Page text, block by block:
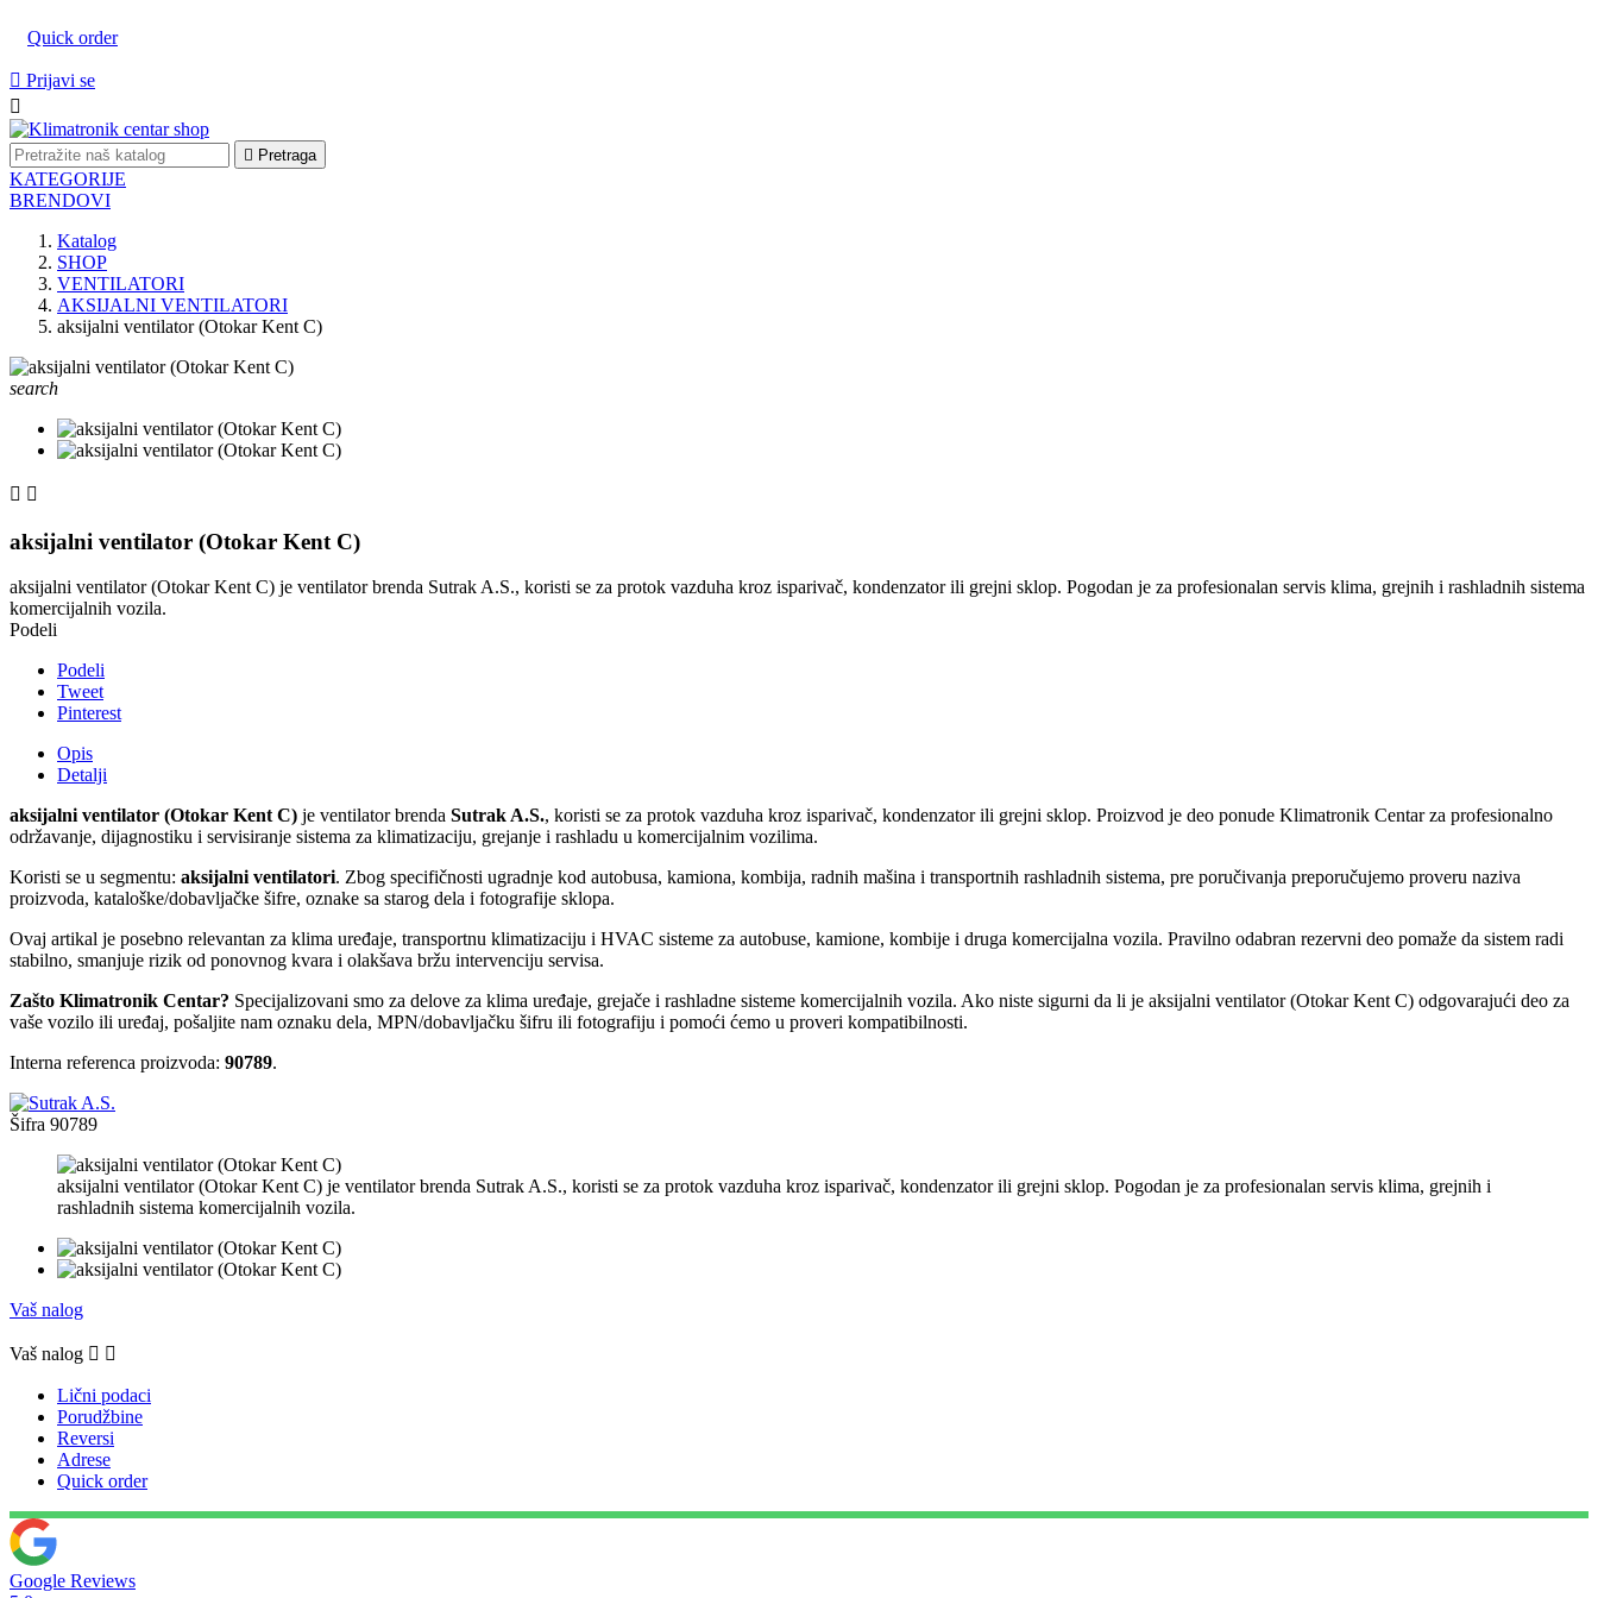
Quick order
 Prijavi se

 Pretraga
KATEGORIJE
BRENDOVI
Katalog
SHOP
VENTILATORI
AKSIJALNI VENTILATORI
aksijalni ventilator (Otokar Kent C)
search
 
aksijalni ventilator (Otokar Kent C)
aksijalni ventilator (Otokar Kent C) je ventilator brenda Sutrak A.S., koristi se za protok vazduha kroz isparivač, kondenzator ili grejni sklop. Pogodan je za profesionalan servis klima, grejnih i rashladnih sistema
komercijalnih vozila.
Podeli
Podeli
Tweet
Pinterest
Opis
Detalji
aksijalni ventilator (Otokar Kent C) je ventilator brenda Sutrak A.S., koristi se za protok vazduha kroz isparivač, kondenzator ili grejni sklop. Proizvod je deo ponude Klimatronik Centar za profesionalno
održavanje, dijagnostiku i servisiranje sistema za klimatizaciju, grejanje i rashladu u komercijalnim vozilima.
Koristi se u segmentu: aksijalni ventilatori. Zbog specifičnosti ugradnje kod autobusa, kamiona, kombija, radnih mašina i transportnih rashladnih sistema, pre poručivanja preporučujemo proveru naziva
proizvoda, kataloške/dobavljačke šifre, oznake sa starog dela i fotografije sklopa.
Ovaj artikal je posebno relevantan za klima uređaje, transportnu klimatizaciju i HVAC sisteme za autobuse, kamione, kombije i druga komercijalna vozila. Pravilno odabran rezervni deo pomaže da sistem radi
stabilno, smanjuje rizik od ponovnog kvara i olakšava bržu intervenciju servisa.
Zašto Klimatronik Centar? Specijalizovani smo za delove za klima uređaje, grejače i rashladne sisteme komercijalnih vozila. Ako niste sigurni da li je aksijalni ventilator (Otokar Kent C) odgovarajući deo za
vaše vozilo ili uređaj, pošaljite nam oznaku dela, MPN/dobavljačku šifru ili fotografiju i pomoći ćemo u proveri kompatibilnosti.
Interna referenca proizvoda: 90789.
Šifra 90789
aksijalni ventilator (Otokar Kent C) je ventilator brenda Sutrak A.S., koristi se za protok vazduha kroz isparivač, kondenzator ili grejni sklop. Pogodan je za profesionalan servis klima, grejnih i
rashladnih sistema komercijalnih vozila.
Vaš nalog
Vaš nalog  
Lični podaci
Porudžbine
Reversi
Adrese
Quick order
Google Reviews